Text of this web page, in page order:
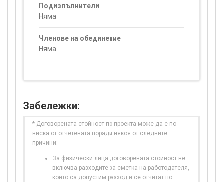
Подизпълнители
Няма
Членове на обединение
Няма
Забележки:
* Договорената стойност по проекта може да е по-
ниска от отчетената поради някоя от следните
причини:
За физически лица договорената стойност не
включва разходите за сметка на работодателя,
които са допустим разход и се отчитат по